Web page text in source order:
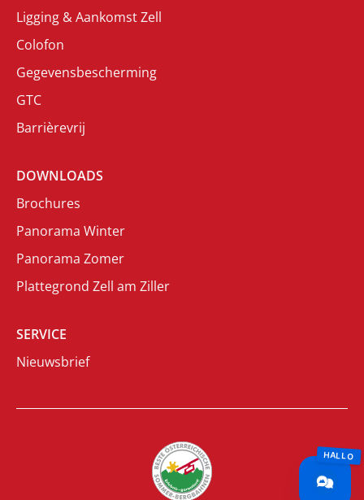
Ligging & Aankomst Zell
Colofon
Gegevensbescherming
GTC
Barrièrevrij
DOWNLOADS
Brochures
Panorama Winter
Panorama Zomer
Plattegrond Zell am Ziller
SERVICE
Nieuwsbrief